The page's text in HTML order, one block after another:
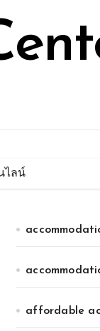
ไลน์
affordable